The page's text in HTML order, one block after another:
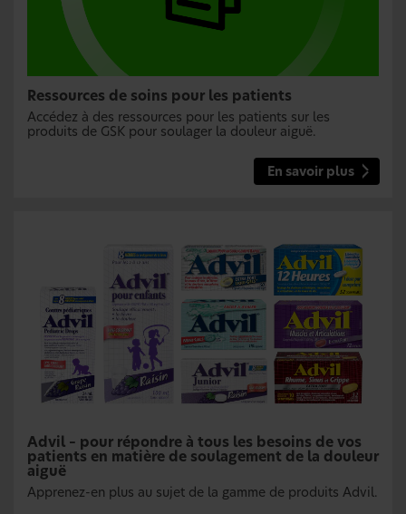
Ressources de soins pour les patients
Accédez à des ressources pour les patients sur les
produits de GSK pour soulager la douleur aiguë.
En savoir plus
Advil – pour répondre à tous les besoins de vos
patients en matière de soulagement de la douleur
aiguë
Apprenez-en plus au sujet de la gamme de produits Advil.